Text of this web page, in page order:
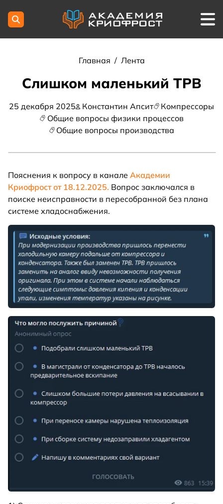
Главная / Лента
Слишком маленький ТРВ
25 декабря 2025 Константин Апсит
Компрессоры
Общие вопросы физики процессов
Общие вопросы производства
Пояснения к вопросу в канале Академии
Криофрост от 18.12.2025. Вопрос заключался в
поиске неисправности в пересобранной без плана
системе хладоснабжения.